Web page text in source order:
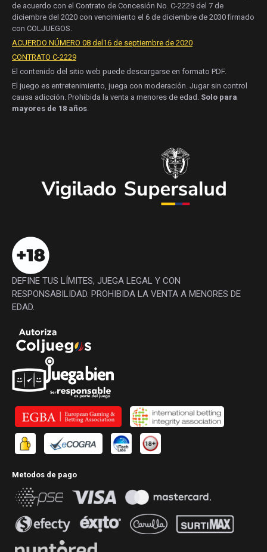
de acuerdo con el Contrato de Concesión No. C-2229 del 7 de
diciembre del 2020 con vencimiento el 6 de diciembre de 2030 firmado
con COLJUEGOS.
ACUERDO NÚMERO 08 del16 de septiembre de 2020
CONTRATO C-2229
El contenido del sitio web puede descargarse en formato PDF.
El juego es entretenimiento, juega con moderación. Jugar sin control
causa adicción. Prohibida la venta a menores de edad. Solo para
mayores de 18 años
DEFINE TUS LÍMITES, JUEGA LEGAL Y CON
RESPONSABILIDAD. PROHIBIDA LA VENTA A MENORES DE
EDAD.
Metodos de pago